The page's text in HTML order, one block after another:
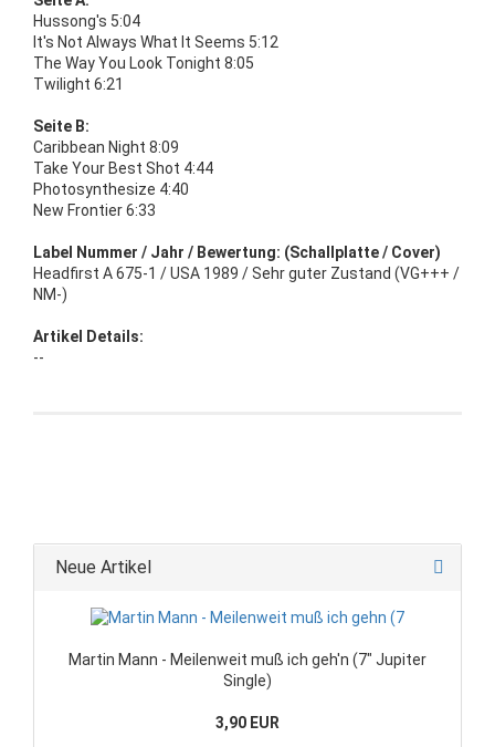
Hussong's 5:04
It's Not Always What It Seems 5:12
The Way You Look Tonight 8:05
Twilight 6:21
Seite B:
Caribbean Night 8:09
Take Your Best Shot 4:44
Photosynthesize 4:40
New Frontier 6:33
Label Nummer / Jahr / Bewertung: (Schallplatte / Cover)
Headfirst A 675-1 / USA 1989 / Sehr guter Zustand (VG+++ /
NM-)
Artikel Details:
--
Neue Artikel
Martin Mann - Meilenweit muß ich geh'n (7" Jupiter
Single)
3,90 EUR